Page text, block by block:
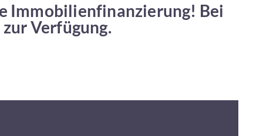
Immobilienfinanzierung! Bei
Verfügung.